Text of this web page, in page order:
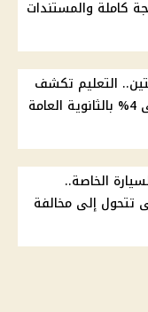
كاملة والمستندات
التعليم تكشف
الخاصة..
تتحول إلى مخالفة